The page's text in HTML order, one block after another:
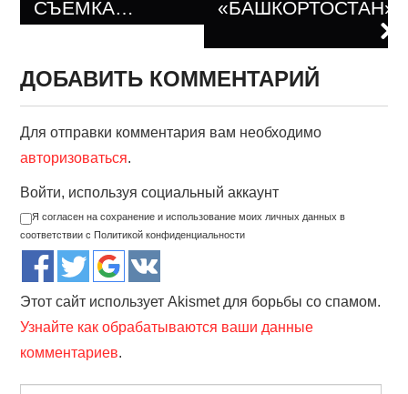
СЪЕМКА…
«БАШКОРТОСТАН»
ДОБАВИТЬ КОММЕНТАРИЙ
Для отправки комментария вам необходимо
авторизоваться.
Войти, используя социальный аккаунт
Я согласен на сохранение и использование моих личных данных в
соответствии с Политикой конфиденциальности
Этот сайт использует Akismet для борьбы со спамом.
Узнайте как обрабатываются ваши данные
комментариев.